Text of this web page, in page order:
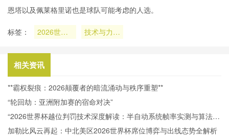
恩塔以及佩莱格里诺也是球队可能考虑的人选。
标签：
2026世界
决
技术与力量
相关资讯
**霸权裂痕：2026颠覆者的暗流涌动与秩序重塑**
“轮回劫：亚洲附加赛的宿命对决”
“2026世界杯越位判罚技术深度解读：半自动系统帧率实测与算法逻
辑全解析”
加勒比风云再起：中北美区2026世界杯席位博弈与出线态势全解析